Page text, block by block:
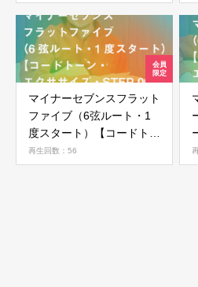
STEP 08】
マイナーセブンスフラット
ファイブ（6弦ルート・1
度スタート）【コードトー
ン・エクササイズ・STEP
06】
再生回数：56